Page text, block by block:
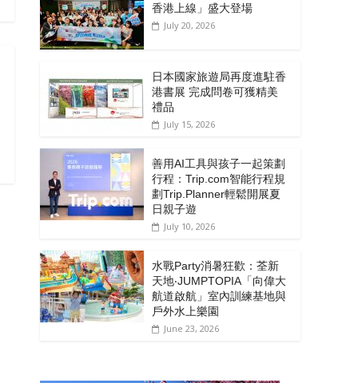
香港上線」盛大登場
July 20, 2026
日本國家旅遊局再度進駐香
港書展 完成問卷可獲精美
禮品
July 15, 2026
善用AI工具與孩子一起策劃
行程：Trip.com智能行程規
劃Trip.Planner輕鬆開展夏
日親子遊
July 10, 2026
水戰Party消暑狂歡：荃新
天地‧JUMPTOPIA「向偉大
航道啟航」室內訓練基地與
戶外水上樂園
June 23, 2026